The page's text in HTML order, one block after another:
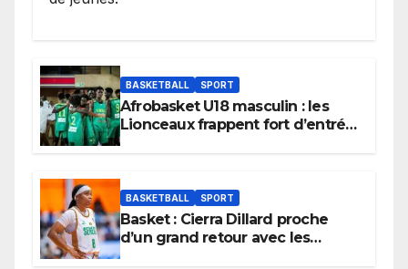
BASKETBALL SPORT
Afrobasket U18 masculin : les
Lionceaux frappent fort d’entrée
BASKETBALL SPORT
Basket : Cierra Dillard proche
d’un grand retour avec les